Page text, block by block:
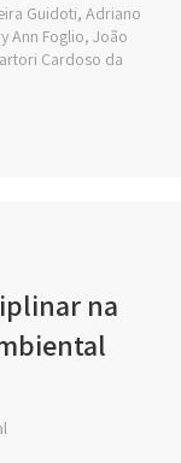
Guidoti, Adriano
Ann Foglio, João
Cardoso da
na